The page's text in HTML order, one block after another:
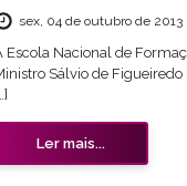
sex, 04 de outubro de 2013
Escola Nacional de
Sálvio de Figueiredo
Ler mais...